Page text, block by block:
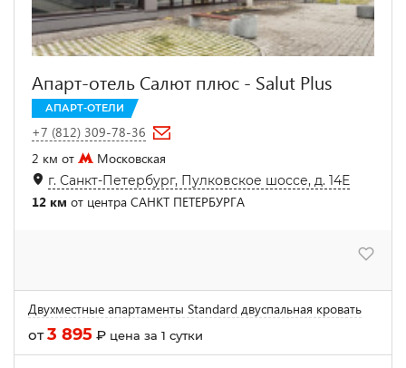
Апарт-отель Салют плюс - Salut Plus
АПАРТ-ОТЕЛИ
+7 (812) 309-78-36
2 км от
Московская
г. Санкт-Петербург, Пулковское шоссе, д. 14Е
12 км от центра САНКТ ПЕТЕРБУРГА
Двухместные апартаменты Standard двуспальная кровать
от3 895 ₽ цена за 1 сутки